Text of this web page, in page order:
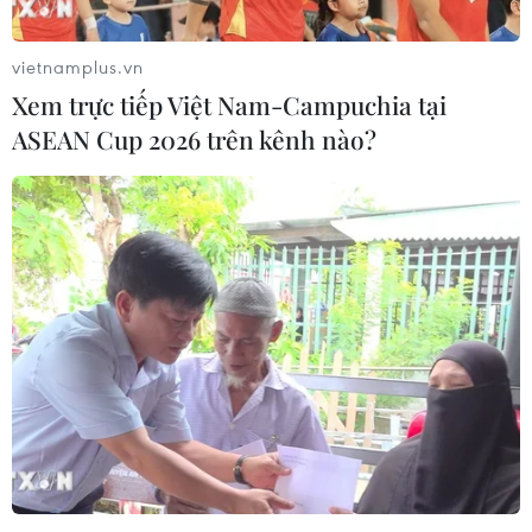
nhất 4 công nghệ chiến lược
06/08/2026 12:58
Mảnh vỡ tên lửa SpaceX va chạm Mặt
Trăng, dấy lên lo ngại về rác thải vũ
trụ
06/08/2026 10:24
Lần đầu tiên chụp được bề mặt Mặt
Trời với độ nét chưa từng có
06/08/2026 09:41
Ca vi phẫu ghép da đầu hiếm gặp
vietnamplus.vn
Xem trực tiếp Việt Nam-Campuchia tại
ASEAN Cup 2026 trên kênh nào?